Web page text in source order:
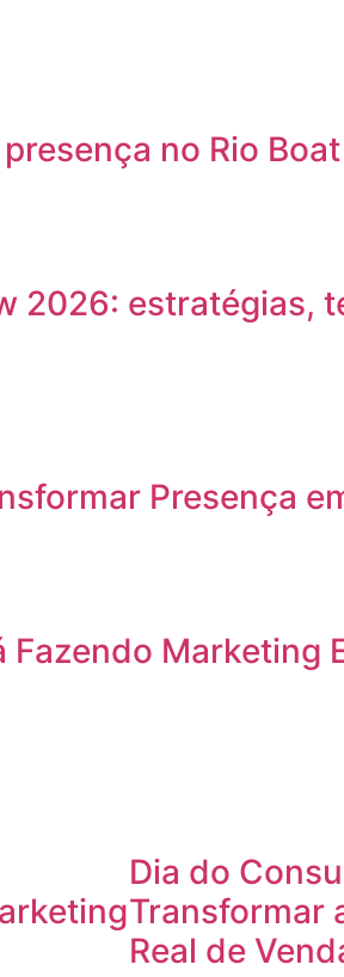
no Rio
2026:
Presença
Fazendo
Dia do
Transformar
Real de